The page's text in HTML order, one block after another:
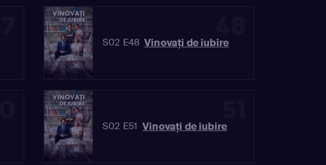
S02 E48 Vinovaţi de iubire
S02 E51 Vinovaţi de iubire